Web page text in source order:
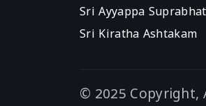
Sri Ayyappa
Sri Kiratha Ashtakam
© 2025 Copyright,